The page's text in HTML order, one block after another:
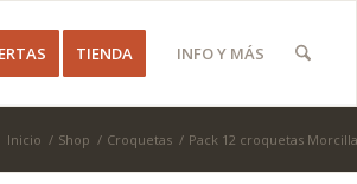
TIENDA INFO Y MÁS
Inicio / Shop / Croquetas / Pack 12 croquetas